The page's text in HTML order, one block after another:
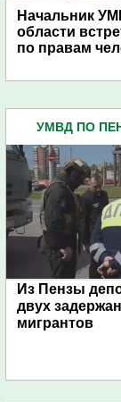
Начальник
области
по правам
УМВД ПО
Из Пензы
двух
мигрантов